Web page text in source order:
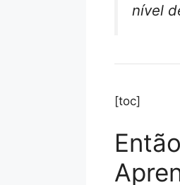
nível
[toc]